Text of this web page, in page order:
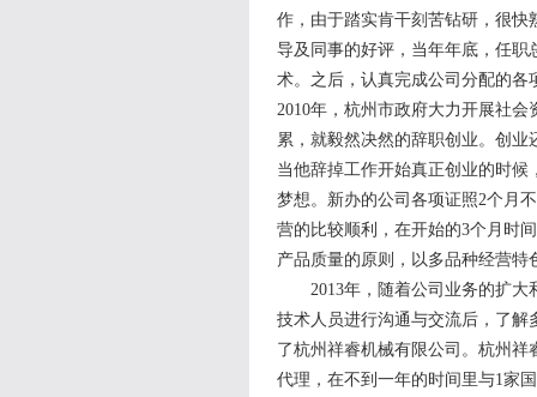
作，由于踏实肯干刻苦钻研，很
导及同事的好评，当年年底，任职
术。之后，认真完成公司分配的
2010年，杭州市政府大力开展社
累，就毅然决然的辞职创业。创
当他辞掉工作开始真正创业的时
梦想。新办的公司各项证照2个月
营的比较顺利，在开始的3个月时
产品质量的原则，以多品种经营
2013年，随着公司业务的扩大
技术人员进行沟通与交流后，了
了杭州祥睿机械有限公司。杭州
代理，在不到一年的时间里与1家